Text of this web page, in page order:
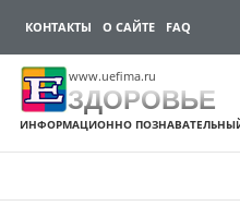
КОНТАКТЫ О САЙТЕ FAQ
www.uefima.ru
ЗДОРОВЬЕ
ИНФОРМАЦИОННО